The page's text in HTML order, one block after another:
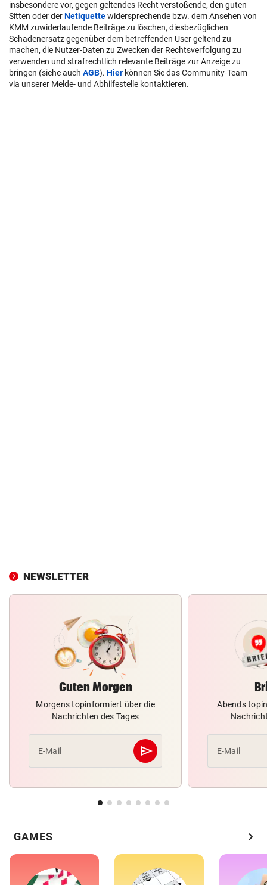
insbesondere vor, gegen geltendes Recht verstoßende, den guten
Sitten oder derNetiquettewidersprechende bzw. dem Ansehen von
KMM zuwiderlaufende Beiträge zu löschen, diesbezüglichen
Schadenersatz gegenüber dem betreffenden User geltend zu
machen, die Nutzer-Daten zu Zwecken der Rechtsverfolgung zu
verwenden und strafrechtlich relevante Beiträge zur Anzeige zu
bringen (siehe auch AGB). Hier können Sie das Community-Team
via unserer Melde- und Abhilfestelle kontaktieren.
NEWSLETTER
Guten Morgen
Morgens topinformiert über die
Nachrichten des Tages
E-Mail send
Abschicken
Abends
E-Mail
GAMES chevron_right